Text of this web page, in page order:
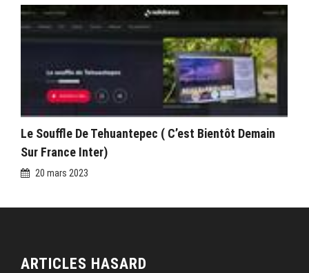
Le Souffle De Tehuantepec ( C’est Bientôt Demain
Sur France Inter)
20 mars 2023
ARTICLES HASARD